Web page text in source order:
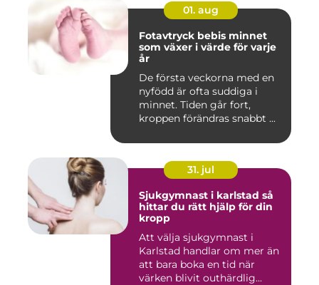
01. aug
Fotavtryck bebis minnet
som växer i värde för varje
år
De första veckorna med en
nyfödd är ofta suddiga i
minnet. Tiden går fort,
kroppen förändras snabbt ...
31. jul
Sjukgymnast i karlstad så
hittar du rätt hjälp för din
kropp
Att välja sjukgymnast i
Karlstad handlar om mer än
att bara boka en tid när
värken blivit outhärdlig...